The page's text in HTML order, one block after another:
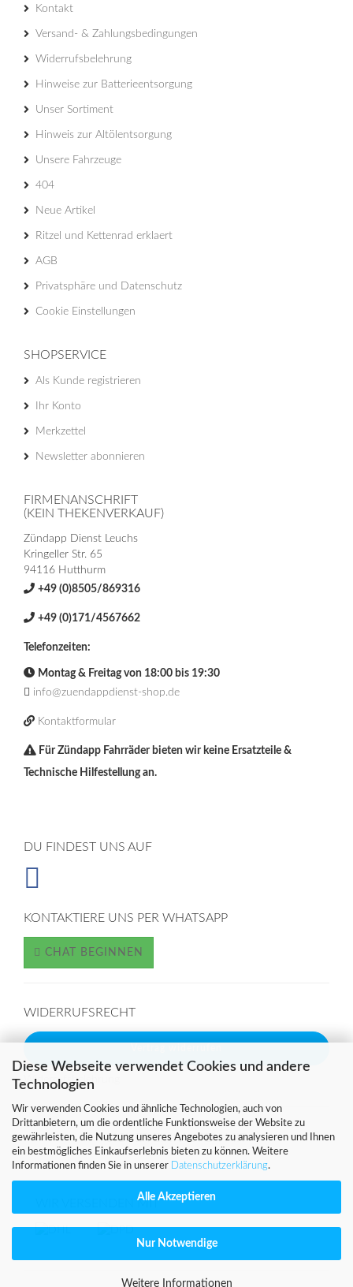
Diese Webseite verwendet Cookies und andere
Technologien
Wir verwenden Cookies und ähnliche Technologien, auch von
Drittanbietern, um die ordentliche Funktionsweise der Website zu
gewährleisten, die Nutzung unseres Angebotes zu analysieren und Ihnen
ein bestmögliches Einkaufserlebnis bieten zu können. Weitere
Informationen finden Sie in unserer
Datenschutzerklärung.
Alle Akzeptieren
Nur Notwendige
Weitere Informationen
Kontakt
Versand- & Zahlungsbedingungen
Widerrufsbelehrung
Hinweise zur Batterieentsorgung
Unser Sortiment
Hinweis zur Altölentsorgung
Unsere Fahrzeuge
404
Neue Artikel
Ritzel und Kettenrad erklaert
AGB
Privatsphäre und Datenschutz
Cookie Einstellungen
SHOPSERVICE
Als Kunde registrieren
Ihr Konto
Merkzettel
Newsletter abonnieren
FIRMENANSCHRIFT
(KEIN THEKENVERKAUF)
Zündapp Dienst Leuchs
Kringeller Str. 65
94116 Hutthurm
+49 (0)8505/869316
+49 (0)171/4567662
Telefonzeiten:
Montag & Freitag von 18:00 bis 19:30
info@zuendappdienst-shop.de
Kontaktformular
Für Zündapp Fahrräder bieten wir keine Ersatzteile &
Technische Hilfestellung an.
DU FINDEST UNS AUF
KONTAKTIERE UNS PER WHATSAPP
CHAT BEGINNEN
WIDERRUFSRECHT
Widerrufsbelehrung
SICHER EINKAUFEN MIT
WIR VERSENDEN MIT